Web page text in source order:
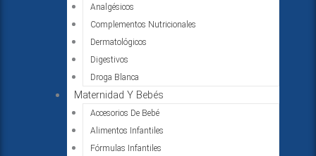
Analgésicos
Complementos Nutricionales
Dermatológicos
Digestivos
Droga Blanca
Maternidad Y Bebés
Accesorios De Bebé
Alimentos Infantiles
Fórmulas Infantiles